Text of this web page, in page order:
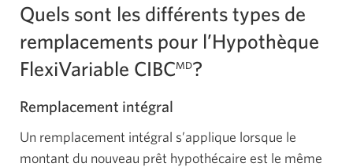
Quels sont les différents types de
remplacements pour l’Hypothèque
FlexiVariable CIBCMD?
Remplacement intégral
Un remplacement intégral s’applique lorsque le
montant du nouveau prêt hypothécaire est le même